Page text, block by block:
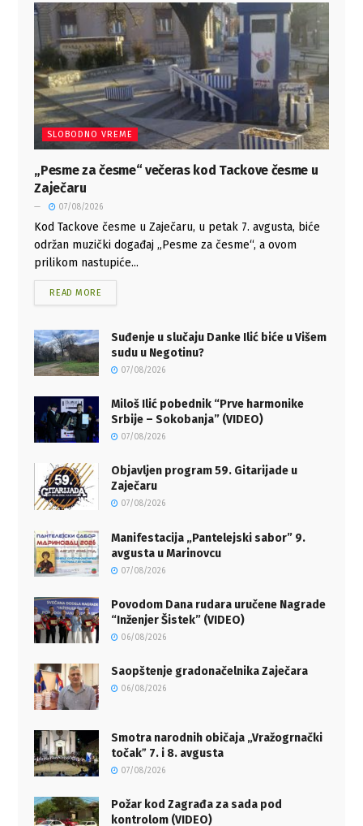
SLOBODNO VREME
„Pesme za česme“ večeras kod Tackove česme u
Zaječaru
07/08/2026
Kod Tackove česme u Zaječaru, u petak 7. avgusta, biće
održan muzički događaj „Pesme za česme“, a ovom
prilikom nastupiće...
READ MORE
Suđenje u slučaju Danke Ilić biće u Višem
sudu u Negotinu?
07/08/2026
Miloš Ilić pobednik “Prve harmonike
Srbije – Sokobanja” (VIDEO)
07/08/2026
Objavljen program 59. Gitarijade u
Zaječaru
07/08/2026
Manifestacija „Pantelejski sabor” 9.
avgusta u Marinovcu
07/08/2026
Povodom Dana rudara uručene Nagrade
“Inženjer Šistek” (VIDEO)
06/08/2026
Saopštenje gradonačelnika Zaječara
06/08/2026
Smotra narodnih običaja „Vražogrnački
točakˮ 7. i 8. avgusta
07/08/2026
Požar kod Zagrađa za sada pod
kontrolom (VIDEO)